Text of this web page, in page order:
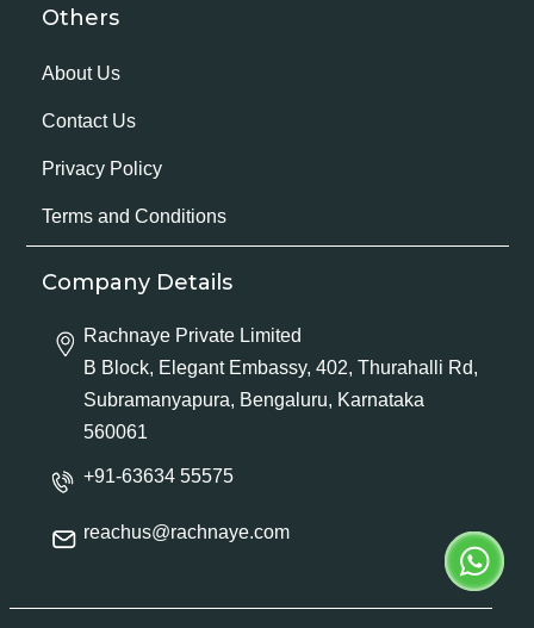
Others
About Us
Contact Us
Privacy Policy
Terms and Conditions
Company Details
Rachnaye Private Limited
B Block, Elegant Embassy, 402, Thurahalli Rd,
Subramanyapura, Bengaluru, Karnataka
560061
+91-63634 55575
reachus@rachnaye.com